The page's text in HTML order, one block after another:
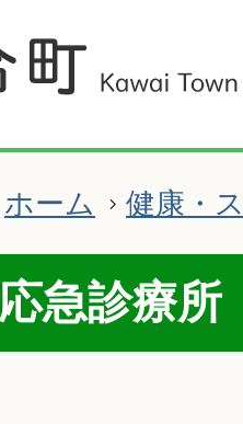
ホーム 健康・
急診療所